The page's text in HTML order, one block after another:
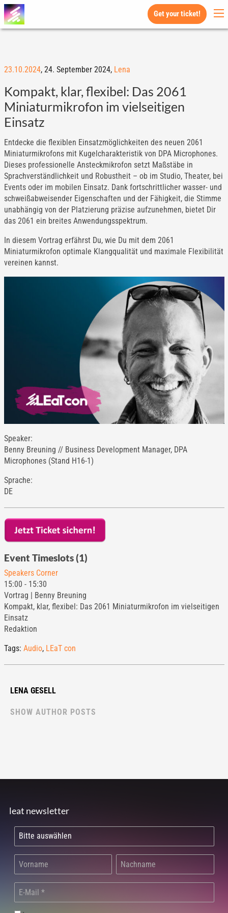
Get your ticket!
23.10.2024, 24. September 2024, Lena
Kompakt, klar, flexibel: Das 2061
Miniaturmikrofon im vielseitigen
Einsatz
Entdecke die flexiblen Einsatzmöglichkeiten des neuen 2061
Miniaturmikrofons mit Kugelcharakteristik von DPA Microphones.
Dieses professionelle Ansteckmikrofon setzt Maßstäbe in
Sprachverständlichkeit und Robustheit – ob im Studio, Theater, bei
Events oder im mobilen Einsatz. Dank fortschrittlicher wasser- und
schweißabweisender Eigenschaften und der Fähigkeit, die Stimme
unabhängig von der Platzierung präzise aufzunehmen, bietet Dir
das 2061 ein breites Anwendungsspektrum.
In diesem Vortrag erfährst Du, wie Du mit dem 2061
Miniaturmikrofon optimale Klangqualität und maximale Flexibilität
vereinen kannst.
Speaker:
Benny Breuning // Business Development Manager, DPA
Microphones (Stand H16-1)
Sprache:
DE
Event Timeslots (1)
Speakers Corner
15:00 - 15:30
Vortrag | Benny Breuning
Kompakt, klar, flexibel: Das 2061 Miniaturmikrofon im vielseitigen
Einsatz
Redaktion
Tags: Audio, LEaT con
LENA GESELL
SHOW AUTHOR POSTS
leat newsletter